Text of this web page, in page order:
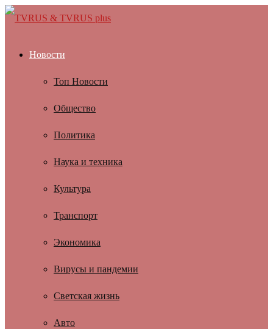
Новости
Топ Новости
Общество
Политика
Наука и техника
Культура
Транспорт
Экономика
Вирусы и пандемии
Светская жизнь
Авто